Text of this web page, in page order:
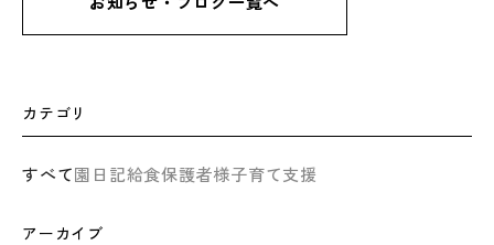
カテゴリ
すべて園日記給食保護者様子育て支援
アーカイブ